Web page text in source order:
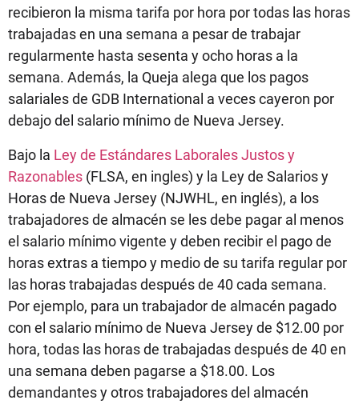
recibieron la misma tarifa por hora por todas las horas
trabajadas en una semana a pesar de trabajar
regularmente hasta sesenta y ocho horas a la
semana. Además, la Queja alega que los pagos
salariales de GDB International a veces cayeron por
debajo del salario mínimo de Nueva Jersey.
Bajo la Ley de Estándares Laborales Justos y
Razonables (FLSA, en ingles) y la Ley de Salarios y
Horas de Nueva Jersey (NJWHL, en inglés), a los
trabajadores de almacén se les debe pagar al menos
el salario mínimo vigente y deben recibir el pago de
horas extras a tiempo y medio de su tarifa regular por
las horas trabajadas después de 40 cada semana.
Por ejemplo, para un trabajador de almacén pagado
con el salario mínimo de Nueva Jersey de $12.00 por
hora, todas las horas de trabajadas después de 40 en
una semana deben pagarse a $18.00. Los
demandantes y otros trabajadores del almacén